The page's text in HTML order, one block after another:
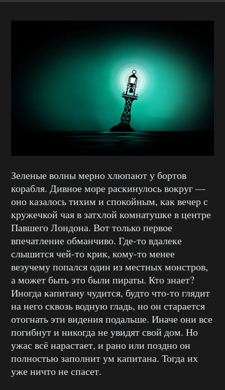
Зеленые волны мерно хлюпают у бортов
корабля. Дивное море раскинулось вокруг —
оно казалось тихим и спокойным, как вечер с
кружечкой чая в затхлой комнатушке в центре
Павшего Лондона. Вот только первое
впечатление обманчиво. Где-то вдалеке
слышится чей-то крик, кому-то менее
везучему попался один из местных монстров,
а может быть это были пираты. Кто знает?
Иногда капитану чудится, будто что-то глядит
на него сквозь водную гладь, но он старается
отогнать эти видения подальше. Иначе они все
погибнут и никогда не увидят свой дом. Но
ужас всё нарастает, и рано или поздно он
полностью заполнит ум капитана. Тогда их
уже ничто не спасет.